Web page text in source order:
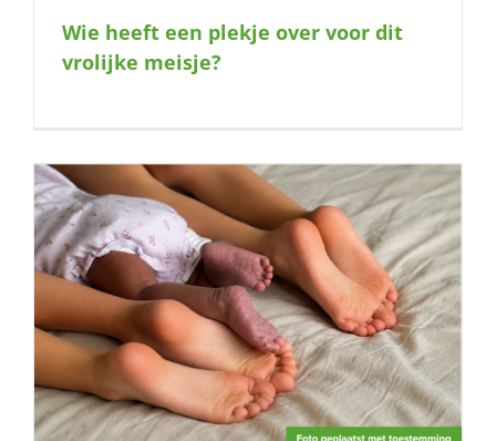
Wie heeft een plekje over voor dit
vrolijke meisje?